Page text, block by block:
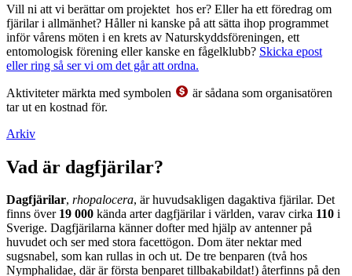
Vill ni att vi berättar om projektet hos er? Eller ha ett föredrag om
fjärilar i allmänhet? Håller ni kanske på att sätta ihop programmet
inför vårens möten i en krets av Naturskyddsföreningen, ett
entomologisk förening eller kanske en fågelklubb? Skicka epost
eller ring så ser vi om det går att ordna.
Aktiviteter märkta med symbolen
är sådana som organisatören
tar ut en kostnad för.
Arkiv
Vad är dagfjärilar?
Dagfjärilar, rhopalocera, är huvudsakligen dagaktiva fjärilar. Det
finns över 19 000 kända arter dagfjärilar i världen, varav cirka 110 i
Sverige. Dagfjärilarna känner dofter med hjälp av antenner på
huvudet och ser med stora facettögon. Dom äter nektar med
sugsnabel, som kan rullas in och ut. De tre benparen (två hos
Nymphalidae, där är första benparet tillbakabildat!) återfinns på den